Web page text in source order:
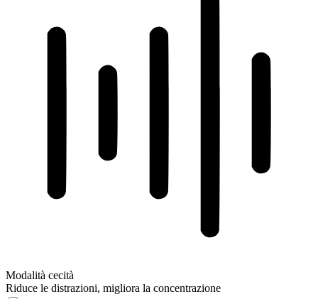
Modalità cecità
Riduce le distrazioni, migliora la concentrazione